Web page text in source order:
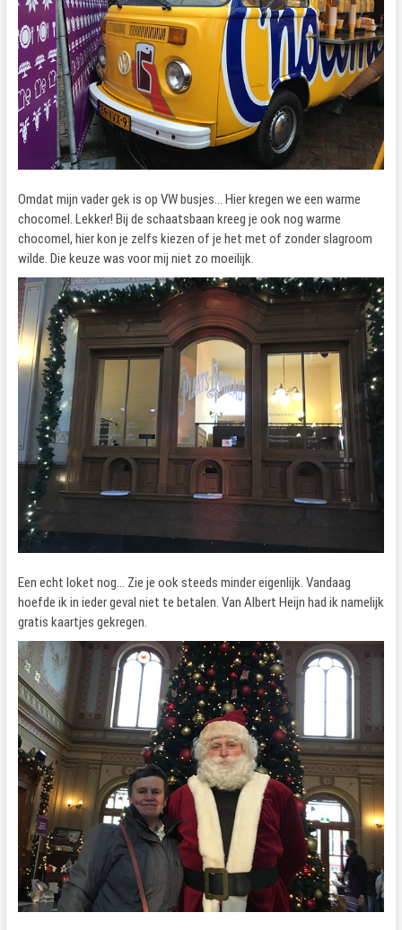
Omdat mijn vader gek is op VW busjes… Hier kregen we een warme
chocomel. Lekker! Bij de schaatsbaan kreeg je ook nog warme
chocomel, hier kon je zelfs kiezen of je het met of zonder slagroom
wilde. Die keuze was voor mij niet zo moeilijk.
Een echt loket nog… Zie je ook steeds minder eigenlijk. Vandaag
hoefde ik in ieder geval niet te betalen. Van Albert Heijn had ik namelijk
gratis kaartjes gekregen.